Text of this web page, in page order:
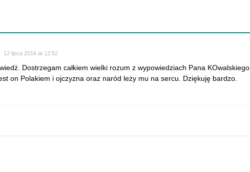
12 lipca 2016 at 12:52
Dostrzegam całkiem wielki rozum z wypowiedziach Pana KOwalskiego.
on Polakiem i ojczyzna oraz naród leży mu na sercu. Dziękuję bardzo.